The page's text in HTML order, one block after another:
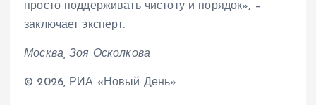
просто поддерживать чистоту и порядок», –
заключает эксперт.
Москва, Зоя Осколкова
© 2026, РИА «Новый День»